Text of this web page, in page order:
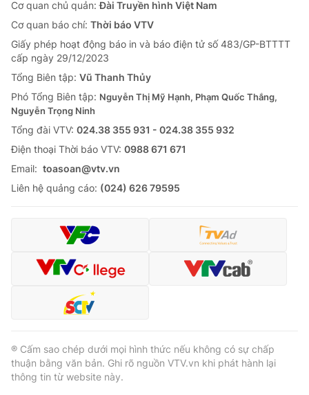
Cơ quan chủ quản:Đài Truyền hình Việt Nam
Cơ quan báo chí: Thời báo VTV
Giấy phép hoạt động báo in và báo điện tử số 483/GP-BTTTT
cấp ngày 29/12/2023
Tổng Biên tập: Vũ Thanh Thủy
Phó Tổng Biên tập: Nguyễn Thị Mỹ Hạnh, Phạm Quốc Thắng,
Nguyễn Trọng Ninh
Tổng đài VTV: 024.38 355 931 - 024.38 355 932
Ðiện thoại Thời báo VTV: 0988 671 671
Email: toasoan@vtv.vn
Liên hệ quảng cáo: (024) 626 79595
® Cấm sao chép dưới mọi hình thức nếu không có sự chấp
thuận bằng văn bản. Ghi rõ nguồn VTV.vn khi phát hành lại
thông tin từ website này.